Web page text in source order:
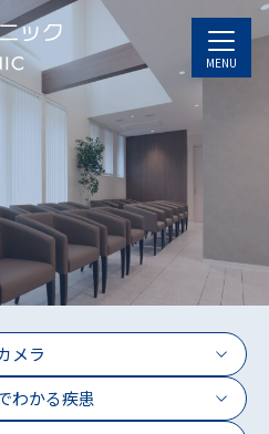
MENU
メラ
わかる疾患